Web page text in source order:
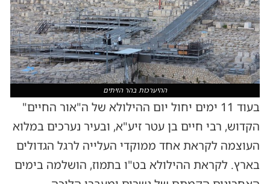
ההיערכות בהר הזיתים
בעוד 11 ימים יחול יום ההילולא של ה"אור החיים"
הקדוש, רבי חיים בן עטר זיע"א, ובעיר נערכים במלוא
העוצמה לקראת אחד ממוקדי העלייה לרגל הגדולים
בארץ. לקראת ההילולא בט"ו בתמוז, הושלמה בימים